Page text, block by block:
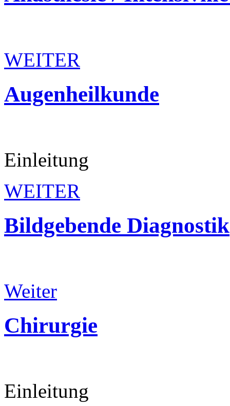
WEITER
Augenheilkunde
Einleitung
WEITER
Bildgebende Diagnostik
Weiter
Chirurgie
Einleitung